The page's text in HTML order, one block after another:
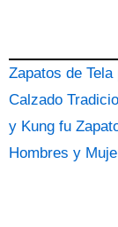
Zapatos de
Calzado
y Kung fu
Hombres y